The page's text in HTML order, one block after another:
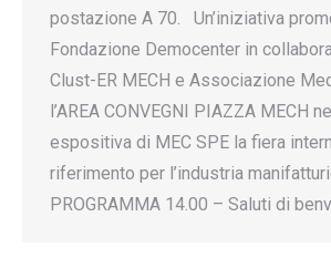
postazione A 70. Un’iniziativa
Fondazione Democenter in
Clust-ER MECH e Associazione
l’AREA CONVEGNI PIAZZA MECH
espositiva di MEC SPE la fiera
riferimento per l’industria
PROGRAMMA 14.00 – Saluti di